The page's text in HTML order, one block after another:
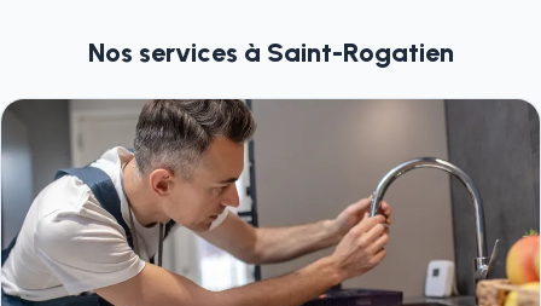
Nos services à Saint-Rogatien